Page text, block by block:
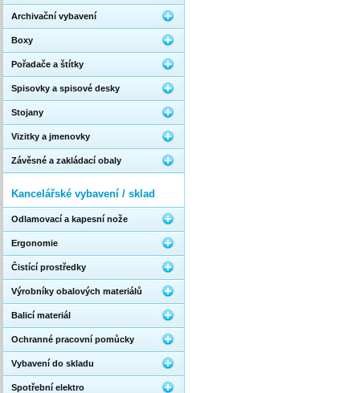
Archivační vybavení
Boxy
Pořadače a štítky
Spisovky a spisové desky
Stojany
Vizitky a jmenovky
Závěsné a zakládací obaly
Kancelářské vybavení / sklad
Odlamovací a kapesní nože
Ergonomie
Čistící prostředky
Výrobníky obalových materiálů
Balicí materiál
Ochranné pracovní pomůcky
Vybavení do skladu
Spotřební elektro